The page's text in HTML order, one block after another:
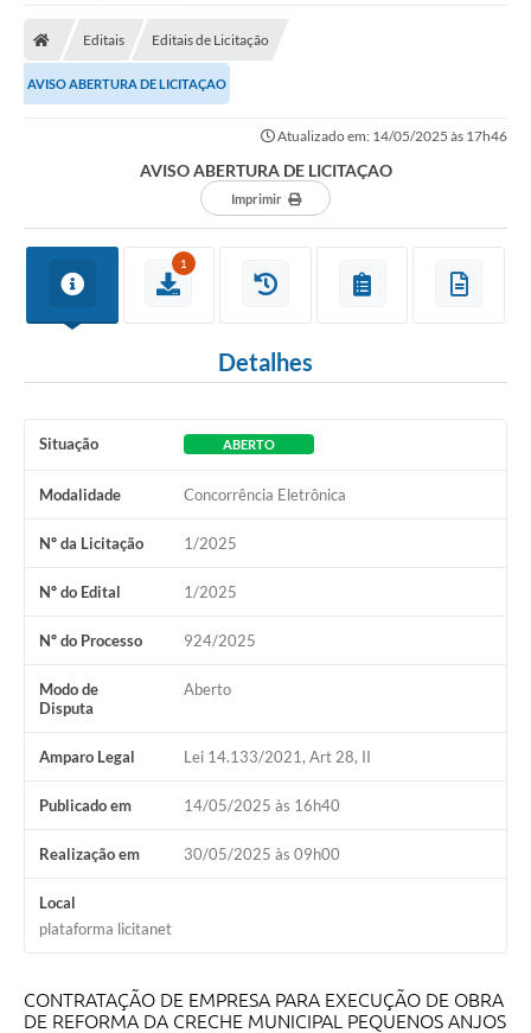
Editais Editais de Licitação
AVISO ABERTURA DE LICITAÇAO
Atualizado em: 14/05/2025 às 17h46
AVISO ABERTURA DE LICITAÇAO
Imprimir
1
Detalhes
Situação ABERTO
Modalidade Concorrência Eletrônica
Nº da Licitação 1/2025
Nº do Edital 1/2025
Nº do Processo 924/2025
Modo de
Disputa
Aberto
Amparo Legal Lei 14.133/2021, Art 28, II
Publicado em 14/05/2025 às 16h40
Realização em 30/05/2025 às 09h00
Local
plataforma licitanet
CONTRATAÇÃO DE EMPRESA PARA EXECUÇÃO DE OBRA
DE REFORMA DA CRECHE MUNICIPAL PEQUENOS ANJOS